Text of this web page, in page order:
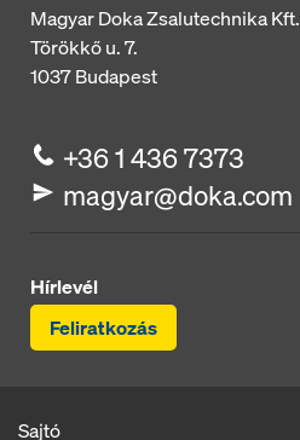
Magyar Doka Zsalutechnika Kft.
Törökkő u. 7.
1037Budapest
+36 1 436 7373
magyar@doka.com
Hírlevél
Feliratkozás
Sajtó